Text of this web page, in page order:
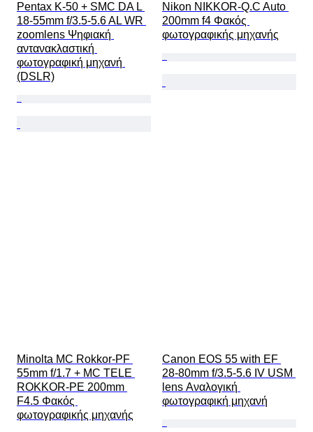
Pentax K-50 + SMC DA L
18-55mm f/3.5-5.6 AL WR
zoomlens Ψηφιακή
αντανακλαστική
φωτογραφική μηχανή
(DSLR)
Nikon NIKKOR-Q.C Auto
200mm f4 Φακός
φωτογραφικής μηχανής
Minolta MC Rokkor-PF
55mm f/1.7 + MC TELE
ROKKOR-PE 200mm
F4.5 Φακός
φωτογραφικής μηχανής
Canon EOS 55 with EF
28-80mm f/3.5-5.6 IV USM
lens Αναλογική
φωτογραφική μηχανή